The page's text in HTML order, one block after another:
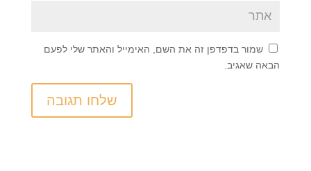
שמור בדפדפן זה את השם, האימייל והאתר שלי לפעם
הבאה שאגיב.